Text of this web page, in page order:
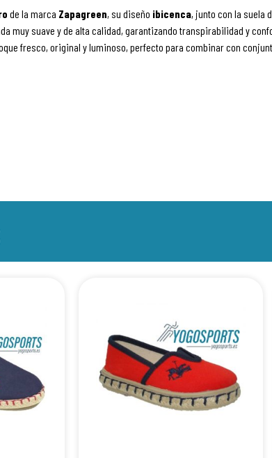
de la marca Zapagreen, su diseño ibicenca, junto con la suela
muy suave y de alta calidad, garantizando transpirabilidad y
fresco, original y luminoso, perfecto para combinar con